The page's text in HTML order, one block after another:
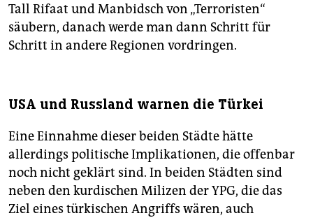
Tall Rifaat und Manbidsch von „Terroristen“
säubern, danach werde man dann Schritt für
Schritt in andere Regionen vordringen.
USA und Russland warnen die Türkei
Eine Einnahme dieser beiden Städte hätte
allerdings politische Implikationen, die offenbar
noch nicht geklärt sind. In beiden Städten sind
neben den kurdischen Milizen der YPG, die das
Ziel eines türkischen Angriffs wären, auch